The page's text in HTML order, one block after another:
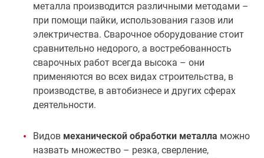
металла производится различными методами –
при помощи пайки, использования газов или
электричества. Сварочное оборудование стоит
сравнительно недорого, а востребованность
сварочных работ всегда высока – они
применяются во всех видах строительства, в
производстве, в автобизнесе и других сферах
деятельности.
Видов механической обработки металла можно
назвать множество – резка, сверление,